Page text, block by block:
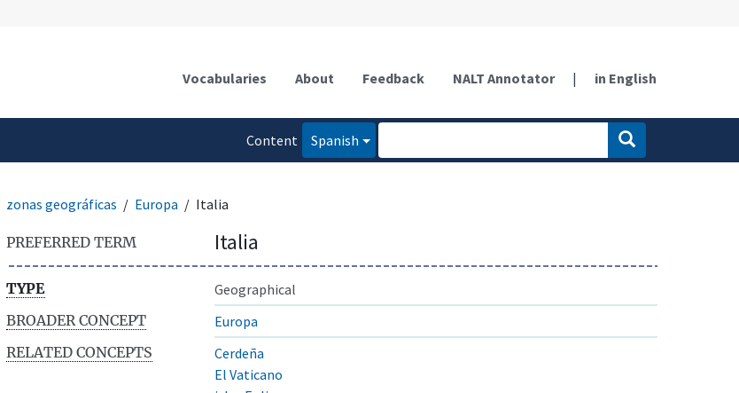
Vocabularies About Feedback NALT Annotator | in English
Content
Spanish
zonas geográficas Europa Italia
PREFERRED TERM Italia
TYPE
Geographical
BROADER CONCEPT
Europa
RELATED CONCEPTS
Cerdeña
El Vaticano